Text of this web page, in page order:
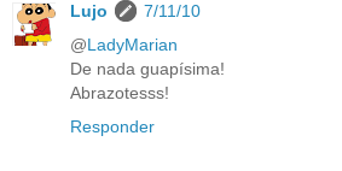
Lujo
7/11/10
@LadyMarian
De nada guapísima!
Abrazotesss!
Responder